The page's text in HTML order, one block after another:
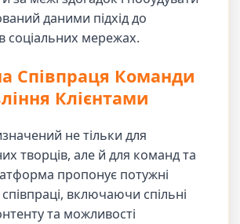
даними підхід до
соціальних мережах.
Співпраця Команди
Клієнтами
не тільки для
творців, але й для команд та
пропонує потужні
включаючи спільні
та можливості